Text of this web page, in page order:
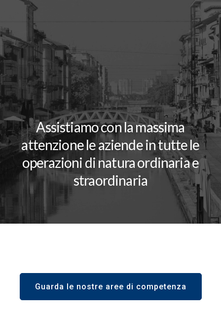
Assistiamo con la massima
attenzione le aziende in tutte le
operazioni di natura ordinaria e
straordinaria
Guarda le nostre aree di competenza